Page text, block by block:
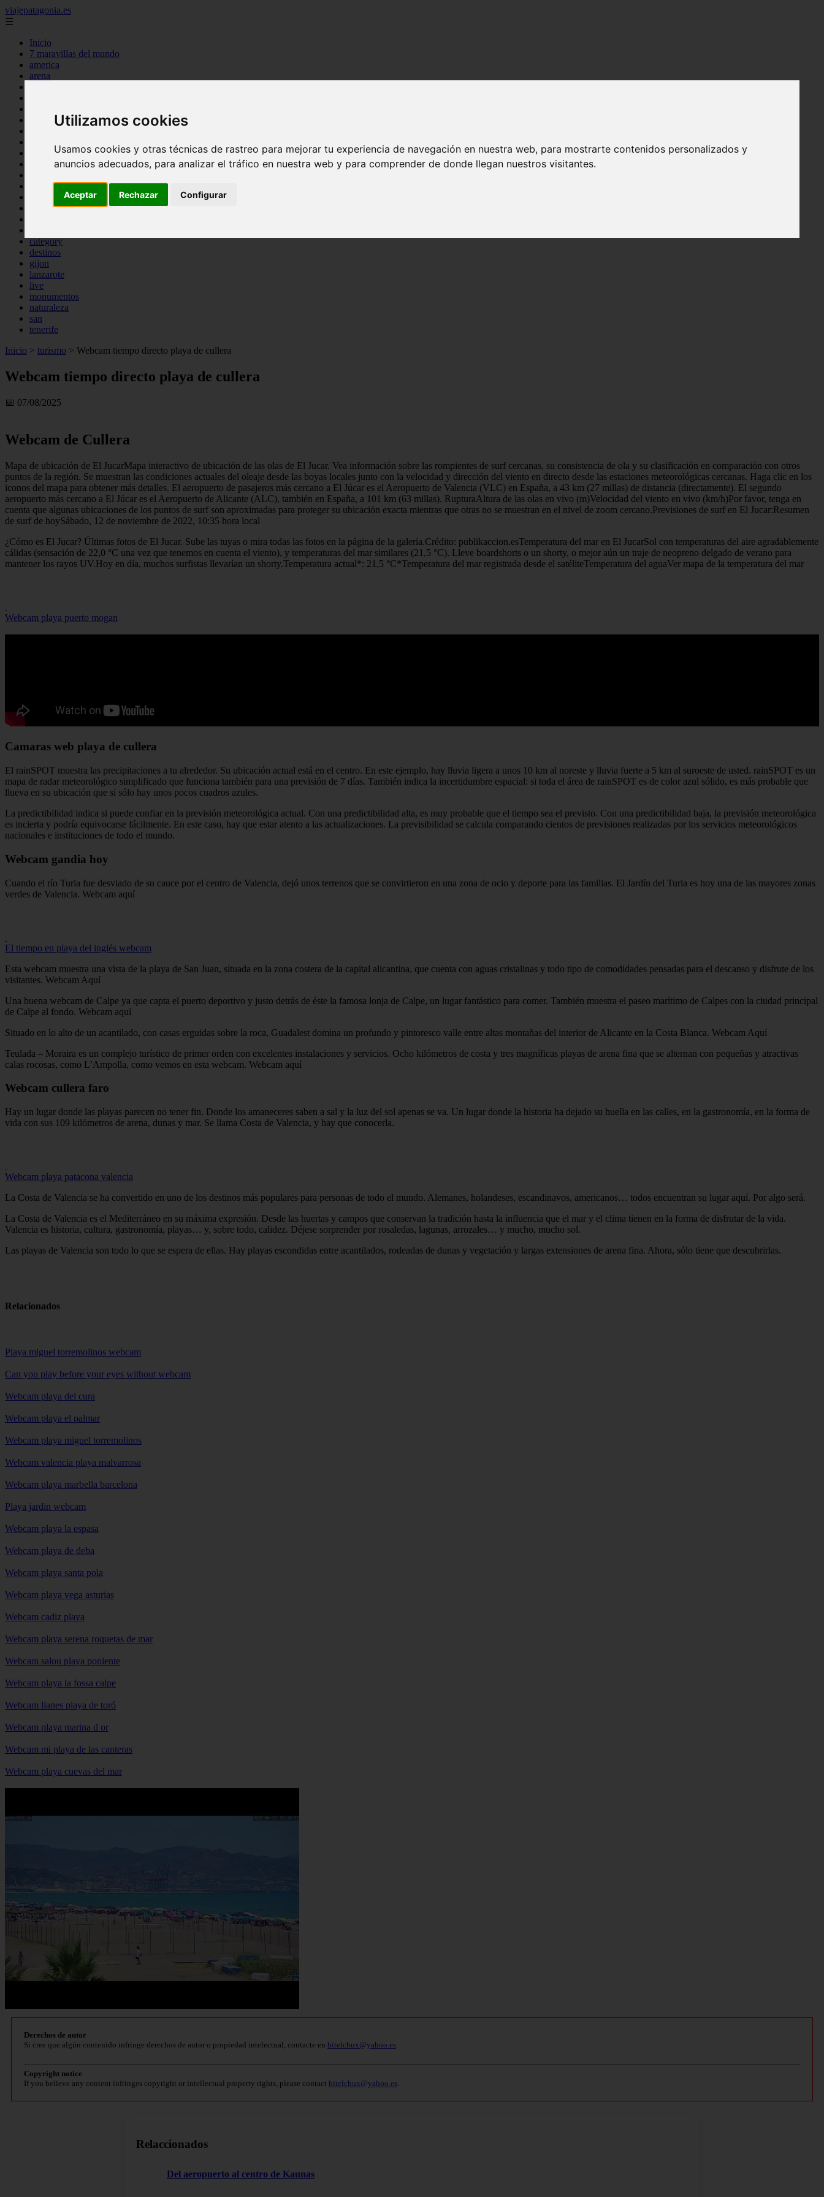
Utilizamos cookies
Usamos cookies y otras técnicas de rastreo para mejorar tu experiencia de navegación en nuestra web, para mostrarte contenidos personalizados y
anuncios adecuados, para analizar el tráfico en nuestra web y para comprender de donde llegan nuestros visitantes.
Aceptar Rechazar Configurar
viajepatagonia.es
☰
Inicio
7 maravillas del mundo
america
arena
c entre rios
c neuquen
c provincias
c santa fe
c tierra de fuego
c tucuman
category
destinos
gijon
lanzarote
live
monumentos
naturaleza
san
tenerife
Inicio > turismo > Webcam tiempo directo playa de cullera
Webcam tiempo directo playa de cullera
📅 07/08/2025
Webcam de Cullera
Mapa de ubicación de El JucarMapa interactivo de ubicación de las olas de El Jucar. Vea información sobre las rompientes de surf cercanas, su consistencia de ola y su clasificación en comparación con otros
puntos de la región. Se muestran las condiciones actuales del oleaje desde las boyas locales junto con la velocidad y dirección del viento en directo desde las estaciones meteorológicas cercanas. Haga clic en los
iconos del mapa para obtener más detalles. El aeropuerto de pasajeros más cercano a El Júcar es el Aeropuerto de Valencia (VLC) en España, a 43 km (27 millas) de distancia (directamente). El segundo
aeropuerto más cercano a El Júcar es el Aeropuerto de Alicante (ALC), también en España, a 101 km (63 millas). RupturaAltura de las olas en vivo (m)Velocidad del viento en vivo (km/h)Por favor, tenga en
cuenta que algunas ubicaciones de los puntos de surf son aproximadas para proteger su ubicación exacta mientras que otras no se muestran en el nivel de zoom cercano.Previsiones de surf en El Jucar:Resumen
de surf de hoySábado, 12 de noviembre de 2022, 10:35 hora local
¿Cómo es El Jucar? Últimas fotos de El Jucar. Sube las tuyas o mira todas las fotos en la página de la galería.Crédito: publikaccion.esTemperatura del mar en El JucarSol con temperaturas del aire agradablemente
cálidas (sensación de 22,0 °C una vez que tenemos en cuenta el viento), y temperaturas del mar similares (21,5 °C). Lleve boardshorts o un shorty, o mejor aún un traje de neopreno delgado de verano para
mantener los rayos UV.Hoy en día, muchos surfistas llevarían un shorty.Temperatura actual*: 21,5 °C*Temperatura del mar registrada desde el satéliteTemperatura del aguaVer mapa de la temperatura del mar
Webcam playa puerto mogan
Camaras web playa de cullera
El rainSPOT muestra las precipitaciones a tu alrededor. Su ubicación actual está en el centro. En este ejemplo, hay lluvia ligera a unos 10 km al noreste y lluvia fuerte a 5 km al suroeste de usted. rainSPOT es un
mapa de radar meteorológico simplificado que funciona también para una previsión de 7 días. También indica la incertidumbre espacial: si toda el área de rainSPOT es de color azul sólido, es más probable que
llueva en su ubicación que si sólo hay unos pocos cuadros azules.
La predictibilidad indica si puede confiar en la previsión meteorológica actual. Con una predictibilidad alta, es muy probable que el tiempo sea el previsto. Con una predictibilidad baja, la previsión meteorológica
es incierta y podría equivocarse fácilmente. En este caso, hay que estar atento a las actualizaciones. La previsibilidad se calcula comparando cientos de previsiones realizadas por los servicios meteorológicos
nacionales e instituciones de todo el mundo.
Webcam gandia hoy
Cuando el río Turia fue desviado de su cauce por el centro de Valencia, dejó unos terrenos que se convirtieron en una zona de ocio y deporte para las familias. El Jardín del Turia es hoy una de las mayores zonas
verdes de Valencia. Webcam aquí
El tiempo en playa del inglés webcam
Esta webcam muestra una vista de la playa de San Juan, situada en la zona costera de la capital alicantina, que cuenta con aguas cristalinas y todo tipo de comodidades pensadas para el descanso y disfrute de los
visitantes. Webcam Aquí
Una buena webcam de Calpe ya que capta el puerto deportivo y justo detrás de éste la famosa lonja de Calpe, un lugar fantástico para comer. También muestra el paseo marítimo de Calpes con la ciudad principal
de Calpe al fondo. Webcam aquí
Situado en lo alto de un acantilado, con casas erguidas sobre la roca, Guadalest domina un profundo y pintoresco valle entre altas montañas del interior de Alicante en la Costa Blanca. Webcam Aquí
Teulada – Moraira es un complejo turístico de primer orden con excelentes instalaciones y servicios. Ocho kilómetros de costa y tres magníficas playas de arena fina que se alternan con pequeñas y atractivas
calas rocosas, como L’Ampolla, como vemos en esta webcam. Webcam aquí
Webcam cullera faro
Hay un lugar donde las playas parecen no tener fin. Donde los amaneceres saben a sal y la luz del sol apenas se va. Un lugar donde la historia ha dejado su huella en las calles, en la gastronomía, en la forma de
vida con sus 109 kilómetros de arena, dunas y mar. Se llama Costa de Valencia, y hay que conocerla.
Webcam playa patacona valencia
La Costa de Valencia se ha convertido en uno de los destinos más populares para personas de todo el mundo. Alemanes, holandeses, escandinavos, americanos… todos encuentran su lugar aquí. Por algo será.
La Costa de Valencia es el Mediterráneo en su máxima expresión. Desde las huertas y campos que conservan la tradición hasta la influencia que el mar y el clima tienen en la forma de disfrutar de la vida.
Valencia es historia, cultura, gastronomía, playas… y, sobre todo, calidez. Déjese sorprender por rosaledas, lagunas, arrozales… y mucho, mucho sol.
Las playas de Valencia son todo lo que se espera de ellas. Hay playas escondidas entre acantilados, rodeadas de dunas y vegetación y largas extensiones de arena fina. Ahora, sólo tiene que descubrirlas.
Relacionados
Playa miguel torremolinos webcam
Can you play before your eyes without webcam
Webcam playa del cura
Webcam playa el palmar
Webcam playa miguel torremolinos
Webcam valencia playa malvarrosa
Webcam playa marbella barcelona
Playa jardin webcam
Webcam playa la espasa
Webcam playa de deba
Webcam playa santa pola
Webcam playa vega asturias
Webcam cadiz playa
Webcam playa serena roquetas de mar
Webcam salou playa poniente
Webcam playa la fossa calpe
Webcam llanes playa de toró
Webcam playa marina d or
Webcam mi playa de las canteras
Webcam playa cuevas del mar
Derechos de autor
Si cree que algún contenido infringe derechos de autor o propiedad intelectual, contacte en bitelchux@yahoo.es.
Copyright notice
If you believe any content infringes copyright or intellectual property rights, please contact bitelchux@yahoo.es.
Relaccionados
Del aeropuerto al centro de Kaunas